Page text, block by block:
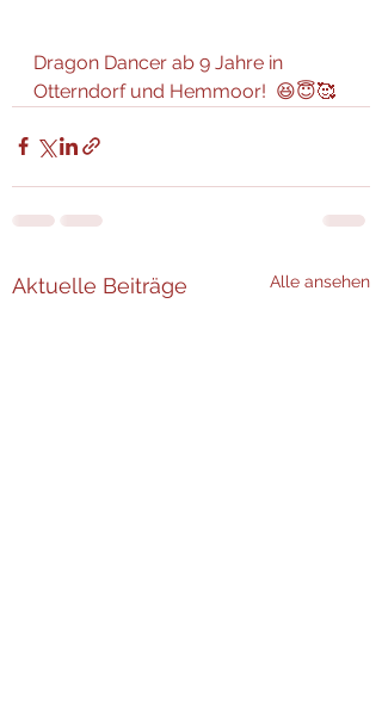
Dragon Dancer ab 9 Jahre in
Otterndorf und Hemmoor!  😆😇🥰
Aktuelle Beiträge Alle ansehen